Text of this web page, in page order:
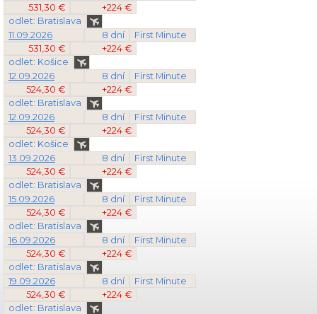
531,30 €
+224 €
odlet: Bratislava
11.09.2026
8 dní
First Minute
531,30 €
+224 €
odlet: Košice
12.09.2026
8 dní
First Minute
524,30 €
+224 €
odlet: Bratislava
12.09.2026
8 dní
First Minute
524,30 €
+224 €
odlet: Košice
13.09.2026
8 dní
First Minute
524,30 €
+224 €
odlet: Bratislava
15.09.2026
8 dní
First Minute
524,30 €
+224 €
odlet: Bratislava
16.09.2026
8 dní
First Minute
524,30 €
+224 €
odlet: Bratislava
19.09.2026
8 dní
First Minute
524,30 €
+224 €
odlet: Bratislava